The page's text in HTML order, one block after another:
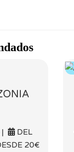
DEL
20€